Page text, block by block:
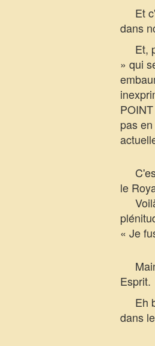
Et
dans
Et,
» qui
pas
le
« Je
Esprit.
Eh
dans